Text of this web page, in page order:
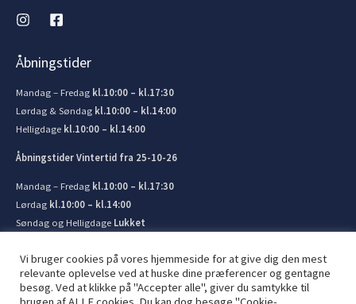
Åbningstider
Mandag – Fredag kl.10:00 – kl.17:30
Lørdag & Søndag kl.10:00 – kl.14:00
Helligdage kl.10:00 – kl.14:00
Åbningstider Vintertid fra 25-10-26
Mandag – Fredag kl.10:00 – kl.17:30
Lørdag kl.10:00 – kl.14:00
Søndag og Helligdage Lukket
Vi bruger cookies på vores hjemmeside for at give dig den mest
relevante oplevelse ved at huske dine præferencer og gentagne
besøg. Ved at klikke på "Accepter alle", giver du samtykke til